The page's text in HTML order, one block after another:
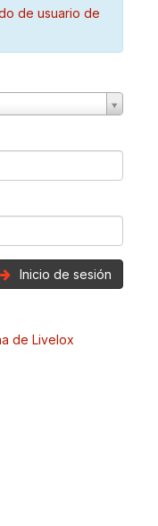
de usuario de
Inicio de sesión
de Livelox